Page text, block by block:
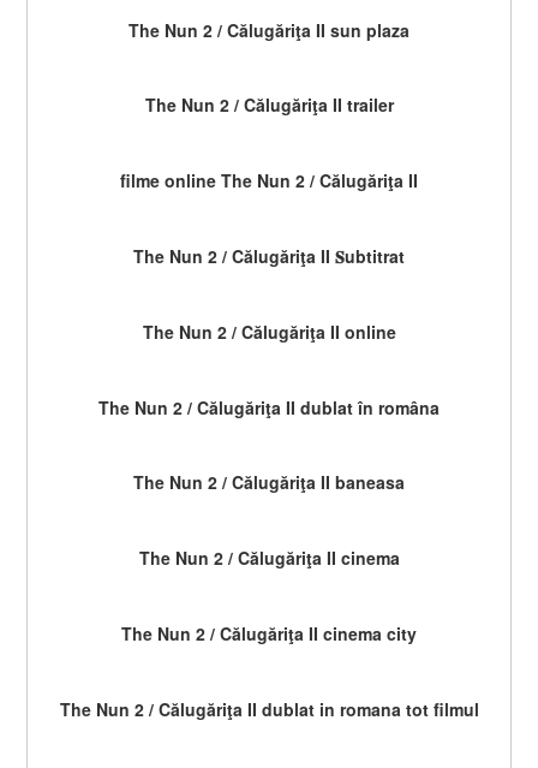
The Nun 2 / Călugăriţa II sun plaza
The Nun 2 / Călugăriţa II trailer
filme online The Nun 2 / Călugăriţa II
The Nun 2 / Călugăriţa II 𝐒ubtitrat
The Nun 2 / Călugăriţa II online
The Nun 2 / Călugăriţa II dublat în româna
The Nun 2 / Călugăriţa II baneasa
The Nun 2 / Călugăriţa II cinema
The Nun 2 / Călugăriţa II cinema city
The Nun 2 / Călugăriţa II dublat in romana tot filmul